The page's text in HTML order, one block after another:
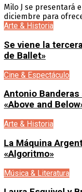
Milo J se presentará
diciembre para
Arte & Historia
Se viene la
de Ballet»
Cine & Espectáculo
Antonio
«Above and
Arte & Historia
La Máquina
«Algoritmo»
Música & Literatura